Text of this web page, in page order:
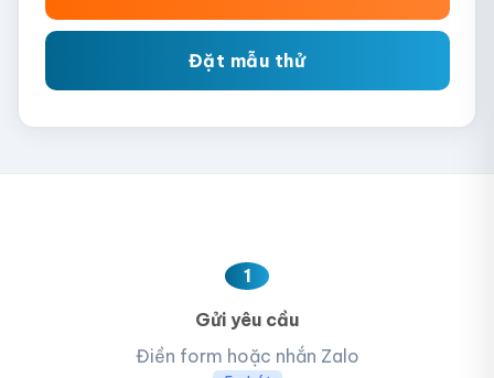
Đặt mẫu thử
1
Gửi yêu cầu
Điền form hoặc nhắn Zalo